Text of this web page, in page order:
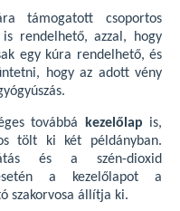
támogatott csoportos
rendelhető, azzal, hogy
egy kúra rendelhető, és
hogy az adott vény
továbbá kezelőlap is,
tölt ki két példányban.
és a szén-dioxid
a kezelőlapot a
szakorvosa állítja ki.